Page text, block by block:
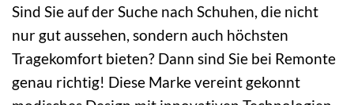
Sind Sie auf der Suche nach Schuhen, die nicht
nur gut aussehen, sondern auch höchsten
Tragekomfort bieten? Dann sind Sie bei Remonte
genau richtig! Diese Marke vereint gekonnt